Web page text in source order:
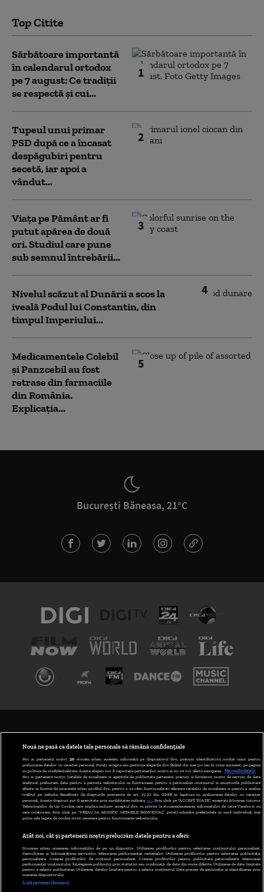
Top Citite
1
Sărbătoare importantă
în calendarul ortodox
pe 7 august: Ce tradiții
se respectă și cui...
2
Tupeul unui primar
PSD după ce a încasat
despăgubiri pentru
secetă, iar apoi a
vândut...
3
Viața pe Pământ ar fi
putut apărea de două
ori. Studiul care pune
sub semnul întrebării...
4
Nivelul scăzut al Dunării a scos la
iveală Podul lui Constantin, din
timpul Imperiului...
5
Medicamentele Colebil
și Panzcebil au fost
retrase din farmaciile
din România.
Explicația...
București Băneasa, 21°C
ABONARE DIGI TV
GESTIONAȚI PREFERINȚELE
CODUL DIGI24
CAMERE WEB
CONTACT/INFO
Nouă ne pasă ca datele tale personale să rămână confidențiale
Noi și partenerii noștri 30stocăm și/sau accesăm informații pe dispozitivul dvs., precum identificatorii cookie unici pentru
prelucrarea datelor cu caracter personal. Puteți accepta sau gestiona alegerile dvs. făcând clic mai jos sau în orice moment, pe pagina
cu politica de confidențialitate. Aceste alegeri vor fi raportate partenerilor noștri și nu vă vor afecta navigarea.
Mai multe detalii
Noi si partenerii nostri (retelele de socializare si agentiile de publicitate partenere, precum si furnizorii nostri de servicii de date
analitice) prelucram date pentru a permite website-ului sa functioneze, pentru a personaliza continutul si anunturile publicitare
afisate in functie de interesele si/sau profilul dvs., pentru a va oferi functionalitati aferente retelelor de socializare si pentru a analiza
traficul pe website. Beneficiati de drepturile prevazute de art. 15-22 din GDPR in legatura cu prelucrarea datelor cu caracter
personal. Aceste drepturi pot fi exercitate prin modalitatea indicata aici. Prin click pe “ACCEPT TOATE”, acceptati folosirea tuturor
Tehnologiilor de tip Cookie, care implica inclusiv acceptul dvs. cu privire la stocarea/accesarea informatiilor de catre Vendor-ii cu
care colaboram. Prin click pe “VREAU SA MODIFIC SETARILE INDIVIDUAL” puteti schimba preferintele in mod individual, mai
putin cele legate de cookie strict necesare pentru functionarea website-ului.
Atât noi, cât și partenerii noștri prelucrăm datele pentru a oferi:
Stocarea și/sau accesarea informațiilor de pe un dispozitiv. Utilizarea profilurilor pentru selectarea conținutului personalizat.
Dezvoltarea și îmbunătățirea serviciilor. Măsurarea performanței reclamelor. Utilizarea profilurilor pentru selectarea publicității
personalizate. Crearea profilurilor de conținut personalizat. Crearea profilurilor pentru publicitate personalizată. Măsurarea
performanței conținutului. Înțelegerea publicului prin statistici sau combinații de date din surse diferite. Utilizarea de date limitate
pentru a selecta publicitatea. Utilizarea datelor limitate pentru a selecta conținutul. Date precise de geolocație și identificarea prin
scanarea dispozitivului.
Listă parteneri (furnizori)